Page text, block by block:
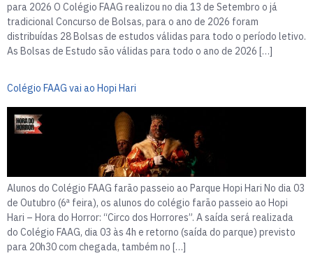
para 2026 O Colégio FAAG realizou no dia 13 de Setembro o já
tradicional Concurso de Bolsas, para o ano de 2026 foram
distribuídas 28 Bolsas de estudos válidas para todo o período letivo.
As Bolsas de Estudo são válidas para todo o ano de 2026 […]
Colégio FAAG vai ao Hopi Hari
Alunos do Colégio FAAG farão passeio ao Parque Hopi Hari No dia 03
de Outubro (6ª feira), os alunos do colégio farão passeio ao Hopi
Hari – Hora do Horror: “Circo dos Horrores”. A saída será realizada
do Colégio FAAG, dia 03 às 4h e retorno (saída do parque) previsto
para 20h30 com chegada, também no […]